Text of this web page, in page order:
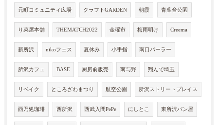
元町コミュニティ広場 クラフトGARDEN 朝霞 青葉台公園
り菜屋本舗 THEMATCH2022 金曜市 梅雨明け Creema
新所沢 nikoフェス 夏休み 小手指 南口パーラー
所沢カフェ BASE 厨房前販売 南与野 翔んで埼玉
リベイク ところざわまつり 航空公園 所沢ストリートプレイス
西乃処珈琲 西所沢 西武入間PePe にしとこ 東所沢パン屋